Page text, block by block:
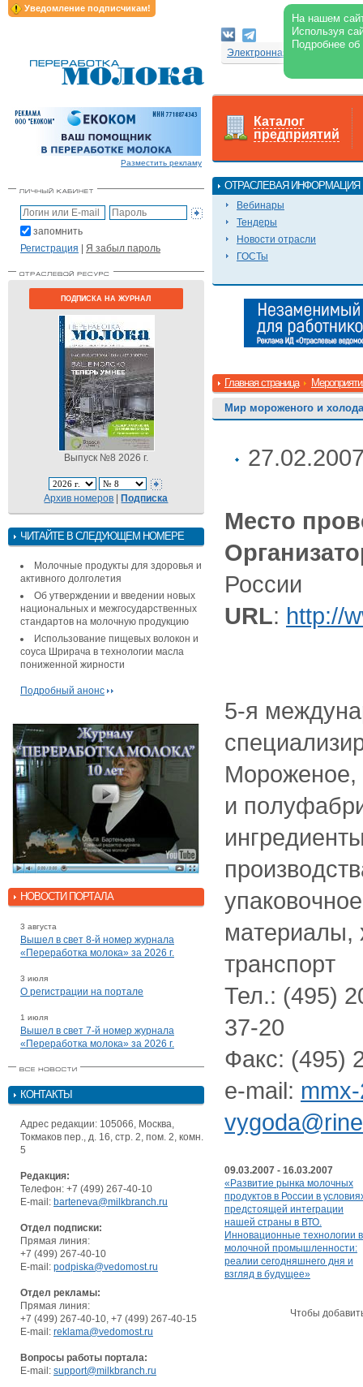
Уведомление подписчикам!
На нашем
Используя
Подробнее
Электронная версия
Разместить рекламу
запомнить
Регистрация | Я забыл пароль
ПОДПИСКА НА ЖУРНАЛ
Выпуск №8 2026 г.
Архив номеров |Подписка
ЧИТАЙТЕ В СЛЕДУЮЩЕМ НОМЕРЕ
Молочные продукты для здоровья и
активного долголетия
Об утверждении и введении новых
национальных и межгосударственных
стандартов на молочную продукцию
Использование пищевых волокон и
соуса Шрирача в технологии масла
пониженной жирности
Подробный анонс
НОВОСТИ ПОРТАЛА
3 августа
Вышел в свет 8-й номер журнала
«Переработка молока» за 2026 г.
3 июля
О регистрации на портале
1 июля
Вышел в свет 7-й номер журнала
«Переработка молока» за 2026 г.
КОНТАКТЫ
Адрес редакции: 105066, Москва,
Токмаков пер., д. 16, стр. 2, пом. 2, комн.
5
Редакция:
Телефон: +7 (499) 267-40-10
E-mail: barteneva@milkbranch.ru
Отдел подписки:
Прямая линия:
+7 (499) 267-40-10
E-mail: podpiska@vedomost.ru
Отдел рекламы:
Прямая линия:
+7 (499) 267-40-10, +7 (499) 267-40-15
E-mail: reklama@vedomost.ru
Вопросы работы портала:
E-mail: support@milkbranch.ru
Каталог
предприятий
ОТРАСЛЕВАЯ ИНФОРМАЦИЯ
Вебинары
Тендеры
Новости отрасли
ГОСТы
Главная страница
Мир мороженого и
Место
России
URL: http://
5-я
Мopoжeное,
и
мaтepиaлы,
тpaнcпopт
Тел.: (495)
37-20
Фaкc: (495)
e-mail:
09.03.2007 - 16.03.2007
«Развитие рынка молочных
продуктов в России в
предстоящей интеграции
нашей страны в ВТО.
Инновационные технологии в
молочной промышленности:
реалии сегодняшнего дня и
взгляд в будущее»
Чтобы